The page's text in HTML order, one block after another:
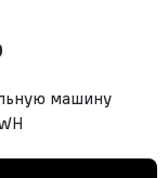
машину